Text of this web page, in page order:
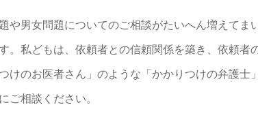
や男女問題についてのご相談がたいへん増えてま
。私どもは、依頼者との信頼関係を築き、依頼者
けのお医者さん」のような「かかりつけの弁護士
ご相談ください。